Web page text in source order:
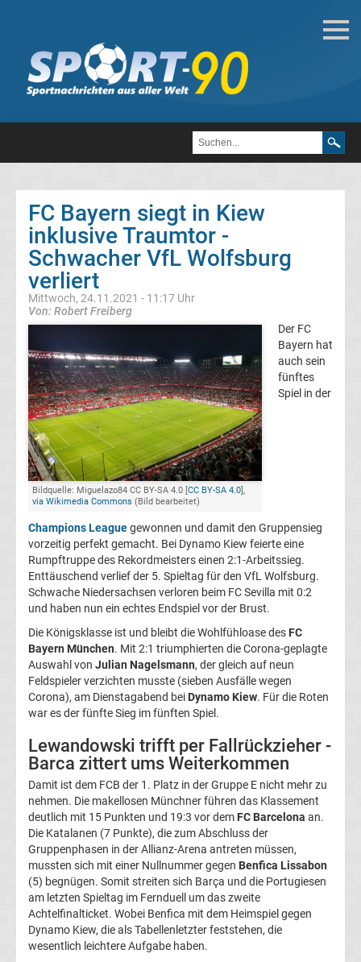
Fußball
Bundesliga
3.
Liga
DFB-
Champions
League
Europa
League
Europa
Conference
Premier
League
La
Liga
Serie
A
Türk.
Süper
FC Bayern siegt in Kiew
inklusive Traumtor -
Schwacher VfL Wolfsburg
verliert
Mittwoch, 24.11.2021 - 11:17 Uhr
Von: Robert Freiberg
Bildquelle: Miguelazo84 CC BY-SA 4.0 [CC BY-SA 4.0],
via Wikimedia Commons (Bild bearbeitet)
Der FC
Bayern hat
auch sein
fünftes
Spiel in der
Champions Leaguegewonnen und damit den Gruppensieg
vorzeitig perfekt gemacht. Bei Dynamo Kiew feierte eine
Rumpftruppe des Rekordmeisters einen 2:1-Arbeitssieg.
Enttäuschend verlief der 5. Spieltag für den VfL Wolfsburg.
Schwache Niedersachsen verloren beim FC Sevilla mit 0:2
und haben nun ein echtes Endspiel vor der Brust.
Die Königsklasse ist und bleibt die Wohlfühloase des FC
Bayern München. Mit 2:1 triumphierten die Corona-geplagte
Auswahl von Julian Nagelsmann, der gleich auf neun
Feldspieler verzichten musste (sieben Ausfälle wegen
Corona), am Dienstagabend bei Dynamo Kiew. Für die Roten
war es der fünfte Sieg im fünften Spiel.
Lewandowski trifft per Fallrückzieher -
Barca zittert ums Weiterkommen
Damit ist dem FCB der 1. Platz in der Gruppe E nicht mehr zu
nehmen. Die makellosen Münchner führen das Klassement
deutlich mit 15 Punkten und 19:3 vor dem FC Barcelona an.
Die Katalanen (7 Punkte), die zum Abschluss der
Gruppenphasen in der Allianz-Arena antreten müssen,
mussten sich mit einer Nullnummer gegen Benfica Lissabon
(5) begnügen. Somit streiten sich Barça und die Portugiesen
am letzten Spieltag im Fernduell um das zweite
Achtelfinalticket. Wobei Benfica mit dem Heimspiel gegen
Dynamo Kiew, die als Tabellenletzter feststehen, die
wesentlich leichtere Aufgabe haben.